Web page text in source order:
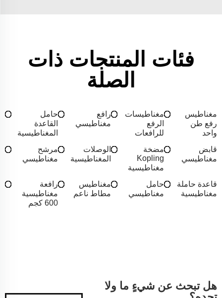
فئات المنتجات ذات
الصلة
مغناطيس
رفع طن
واحد
مغناطيسات
الرفع
للرافعات
رافع
مغناطيسي
حامل
القاعدة
المغناطيسية
قابض
مغناطيسي
مضخة
Kopling
مغناطيسية
الوصلات
المغناطيسية
مرشح
مغناطيسي
قاعدة حاملة
مغناطيسية
حامل
مغناطيسي
مغناطيس
مطاط ناعم
رافعة
مغناطيسية
600 كجم
هل تبحث عن شيءٍ ما ولا